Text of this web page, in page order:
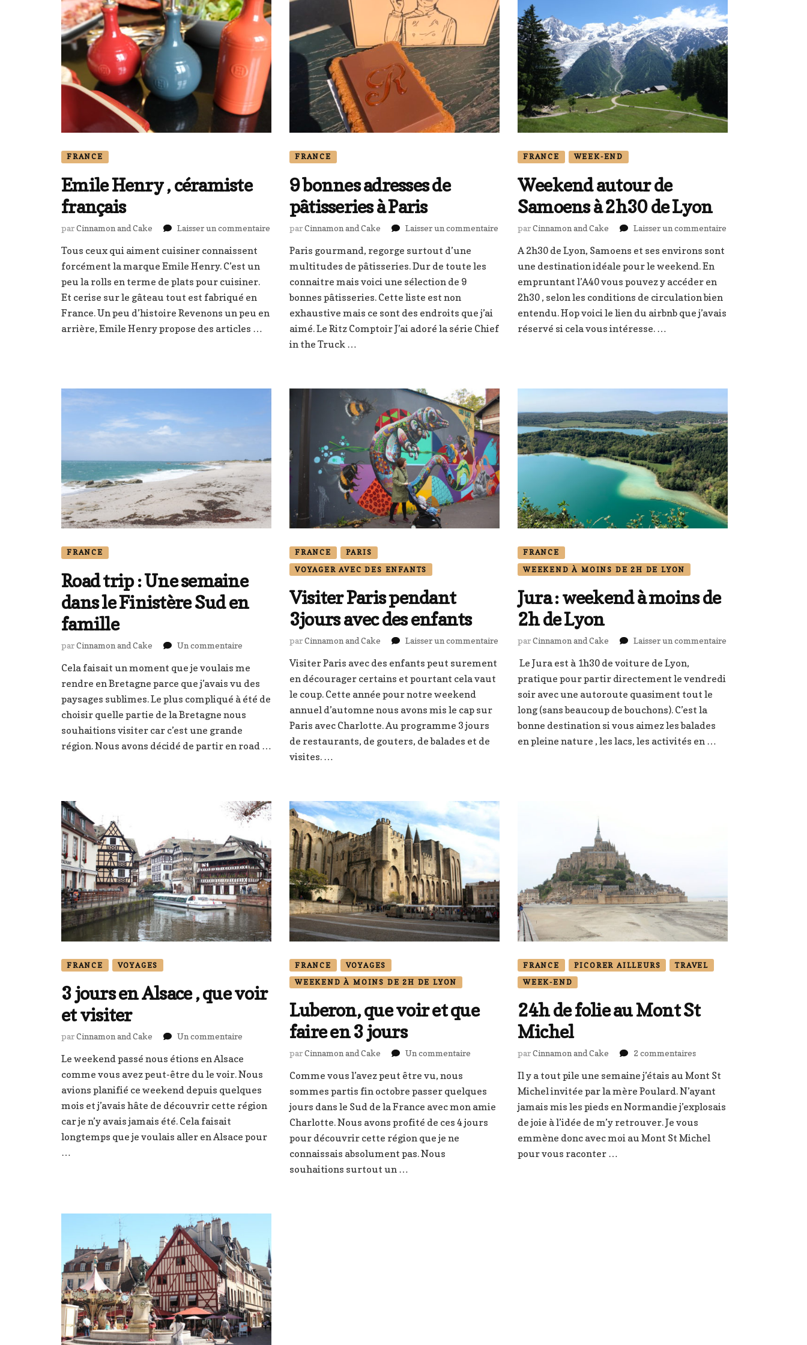
FRANCE
Emile Henry , céramiste
français
parCinnamon and Cake Laisser un commentaire
Henry
Tous ceux qui aiment cuisiner connaissent
forcément la marque Emile Henry. C’est un
peu la rolls en terme de plats pour cuisiner.
Et cerise sur le gâteau tout est fabriqué en
France. Un peu d’histoire Revenons un peu en
arrière, Emile Henry propose des articles …
FRANCE
9 bonnes adresses de
pâtisseries à Paris
parCinnamon and Cake Laisser un commentairesur
bonnes
adresses
pâtisseries
Paris gourmand, regorge surtout d’une
multitudes de pâtisseries. Dur de toute les
connaitre mais voici une sélection de 9
bonnes pâtisseries. Cette liste est non
exhaustive mais ce sont des endroits que j’ai
aimé. Le Ritz Comptoir J’ai adoré la série Chief
in the Truck …
FRANCE WEEK-END
Weekend autour de
Samoens à 2h30 de Lyon
parCinnamon and Cake Laisser un commentairesur
de
A 2h30 de Lyon, Samoens et ses environs sont
une destination idéale pour le weekend. En
empruntant l’A40 vous pouvez y accéder en
2h30 , selon les conditions de circulation bien
entendu. Hop voici le lien du airbnb que j’avais
réservé si cela vous intéresse. …
FRANCE
Road trip : Une semaine
dans le Finistère Sud en
famille
parCinnamon and Cake Un commentaire
trip
Une
dans
Finistère
Cela faisait un moment que je voulais me
rendre en Bretagne parce que j’avais vu des
paysages sublimes. Le plus compliqué à été de
choisir quelle partie de la Bretagne nous
souhaitions visiter car c’est une grande
région. Nous avons décidé de partir en road …
FRANCE
PARIS
VOYAGER AVEC DES ENFANTS
Visiter Paris pendant
3jours avec des enfants
parCinnamon and Cake Laisser un commentairesur
pendant
enfants
Visiter Paris avec des enfants peut surement
en décourager certains et pourtant cela vaut
le coup. Cette année pour notre weekend
annuel d’automne nous avons mis le cap sur
Paris avec Charlotte. Au programme 3 jours
de restaurants, de gouters, de balades et de
visites. …
FRANCE
WEEKEND À MOINS DE 2H DE LYON
Jura : weekend à moins de
2h de Lyon
parCinnamon and Cake Laisser un commentairesur
Le Jura est à 1h30 de voiture de Lyon,
pratique pour partir directement le vendredi
soir avec une autoroute quasiment tout le
long (sans beaucoup de bouchons). C’est la
bonne destination si vous aimez les balades
en pleine nature , les lacs, les activités en …
FRANCE VOYAGES
3 jours en Alsace , que voir
et visiter
parCinnamon and Cake Un commentaire
jours
en
,
que
et
Le weekend passé nous étions en Alsace
comme vous avez peut-être du le voir. Nous
avions planifié ce weekend depuis quelques
mois et j’avais hâte de découvrir cette région
car je n’y avais jamais été. Cela faisait
longtemps que je voulais aller en Alsace pour
…
FRANCE
VOYAGES
WEEKEND À MOINS DE 2H DE LYON
Luberon, que voir et que
faire en 3 jours
parCinnamon and Cake Un commentairesur
voir
faire
Comme vous l’avez peut être vu, nous
sommes partis fin octobre passer quelques
jours dans le Sud de la France avec mon amie
Charlotte. Nous avons profité de ces 4 jours
pour découvrir cette région que je ne
connaissais absolument pas. Nous
souhaitions surtout un …
FRANCE PICORER AILLEURS
TRAVEL
WEEK-END
24h de folie au Mont St
Michel
parCinnamon and Cake 2 commentairessur
de
folie
au
Mont
St
Michel
Il y a tout pile une semaine j’étais au Mont St
Michel invitée par la mère Poulard. N’ayant
jamais mis les pieds en Normandie j’explosais
de joie à l’idée de m’y retrouver. Je vous
emmène donc avec moi au Mont St Michel
pour vous raconter …